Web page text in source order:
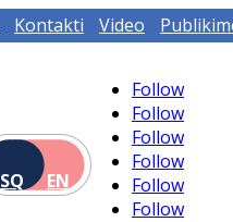
Kontakti Video
SQ
EN
Follow
Follow
Follow
Follow
Follow
Follow